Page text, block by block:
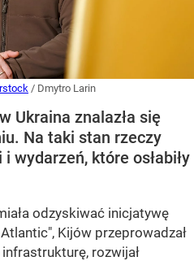
/ Dmytro Larin
Ukraina znalazła się
Na taki stan rzeczy
wydarzeń, które osłabiły
odzyskiwać inicjatywę
Kijów przeprowadzał
rozwijał